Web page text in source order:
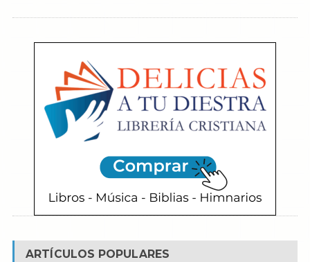
ARTÍCULOS POPULARES